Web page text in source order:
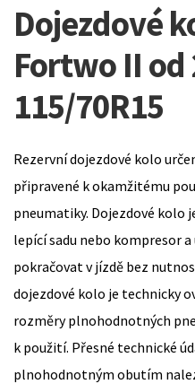
Dojezdové
Fortwo II od
115/70R15
Rezervní dojezdové kolo
připravené k okamžitému
pneumatiky. Dojezdové kolo
lepící sadu nebo kompresor
pokračovat v jízdě bez
dojezdové kolo je technicky
rozměry plnohodnotných
k použití. Přesné technické
plnohodnotným obutím